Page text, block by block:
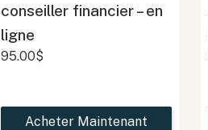
conseiller financier – en
ligne
95.00$
Acheter Maintenant